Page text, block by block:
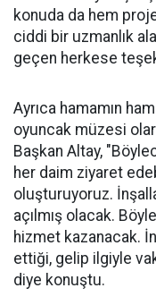
konuda da hem
ciddi bir uzmanlık
geçen herkese
Ayrıca hamamın
oyuncak müzesi
Başkan Altay,
her daim ziyaret
oluşturuyoruz.
açılmış olacak.
hizmet kazanacak.
ettiği, gelip ilgiyle
diye konuştu.